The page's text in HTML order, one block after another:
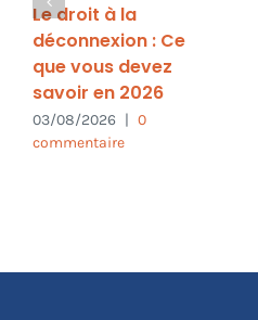
Le droit à la
déconnexion : Ce
que vous devez
savoir en 2026
03/08/2026 | 0
commentaire